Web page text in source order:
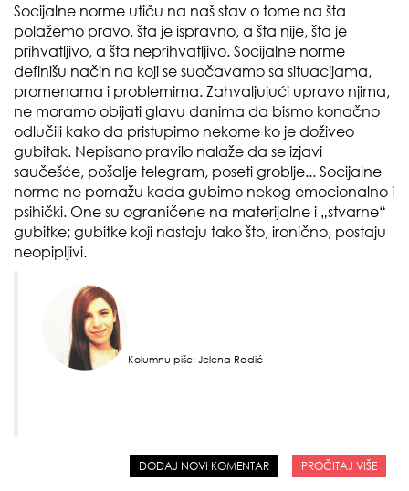
Socijalne norme utiču na naš stav o tome na šta
polažemo pravo, šta je ispravno, a šta nije, šta je
prihvatljivo, a šta neprihvatljivo. Socijalne norme
definišu način na koji se suočavamo sa situacijama,
promenama i problemima. Zahvaljujući upravo njima,
ne moramo obijati glavu danima da bismo konačno
odlučili kako da pristupimo nekome ko je doživeo
gubitak. Nepisano pravilo nalaže da se izjavi
saučešće, pošalje telegram, poseti groblje... Socijalne
norme ne pomažu kada gubimo nekog emocionalno i
psihički. One su ograničene na materijalne i „stvarne“
gubitke; gubitke koji nastaju tako što, ironično, postaju
neopipljivi.
Kolumnu piše: Jelena Radić
DODAJ NOVI KOMENTAR PROČITAJ VIŠE